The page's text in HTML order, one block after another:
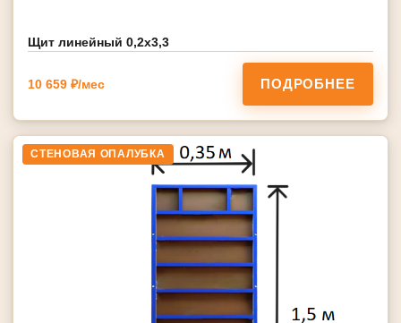
Щит линейный 0,2х3,3
10 659 ₽/мес ПОДРОБНЕЕ
СТЕНОВАЯ ОПАЛУБКА